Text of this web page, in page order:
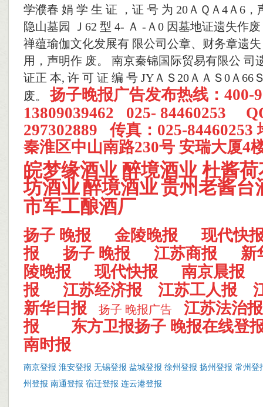
学濮春 娟 学 生 证 ，证 号 为 20ＡＱＡ4Ａ6，
隐山墓园 Ｊ62 型 4- Ａ -Ａ0 因墓地证遗失作
禅蕴瑜伽文化发展有 限公司公章、财务章遗
用，声明作 废。 南京秦锦国际贸易有限公 司
证正 本, 许 可 证 编 号 JYＡＳ20ＡＡＳ0Ａ66
废。扬子晚报广告发布热线：
13809039462 025- 84460253
297302889 传真：025-84460253
秦淮区中山南路230号 安瑞大厦4
皖梦缘酒业 醉境酒业杜酱
坊酒业醉境酒业贵州老酱台
市军工酿酒厂
扬子 晚报 金陵晚报
现代快
报
扬子 晚报 江苏商报
新
陵晚报
现代快报
南京晨报
报
江苏经济报 江苏工人报
新华日报
扬子 晚报广告
江苏法治报
报
东方卫报扬子 晚报在线登
南时报
南京登报 淮安登报 无锡登报 盐城登报 徐州登报 扬州登报 常州登
州登报 南通登报 宿迁登报 连云港登报